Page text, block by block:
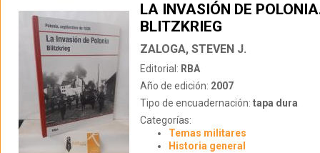
LA INVASIÓN DE
BLITZKRIEG
ZALOGA, STEVEN J.
Editorial: RBA
Año de edición: 2007
Tipo de encuadernación: tapa dura
Categorías:
Temas militares
Historia general